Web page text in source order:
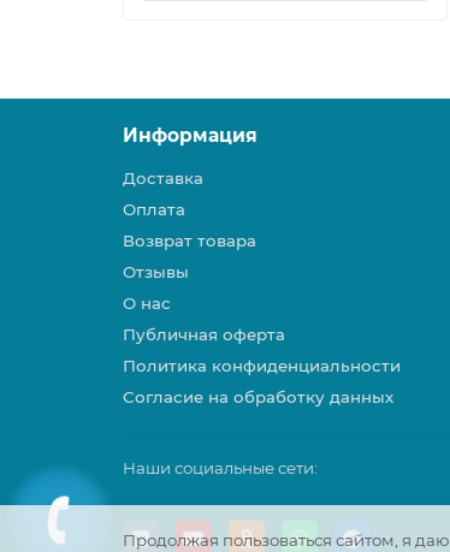
Продолжая пользоваться сайтом, я даю
Информация
Доставка
Оплата
Возврат товара
Отзывы
О нас
Публичная оферта
Политика конфиденциальности
Согласие на обработку данных
Наши социальные сети: